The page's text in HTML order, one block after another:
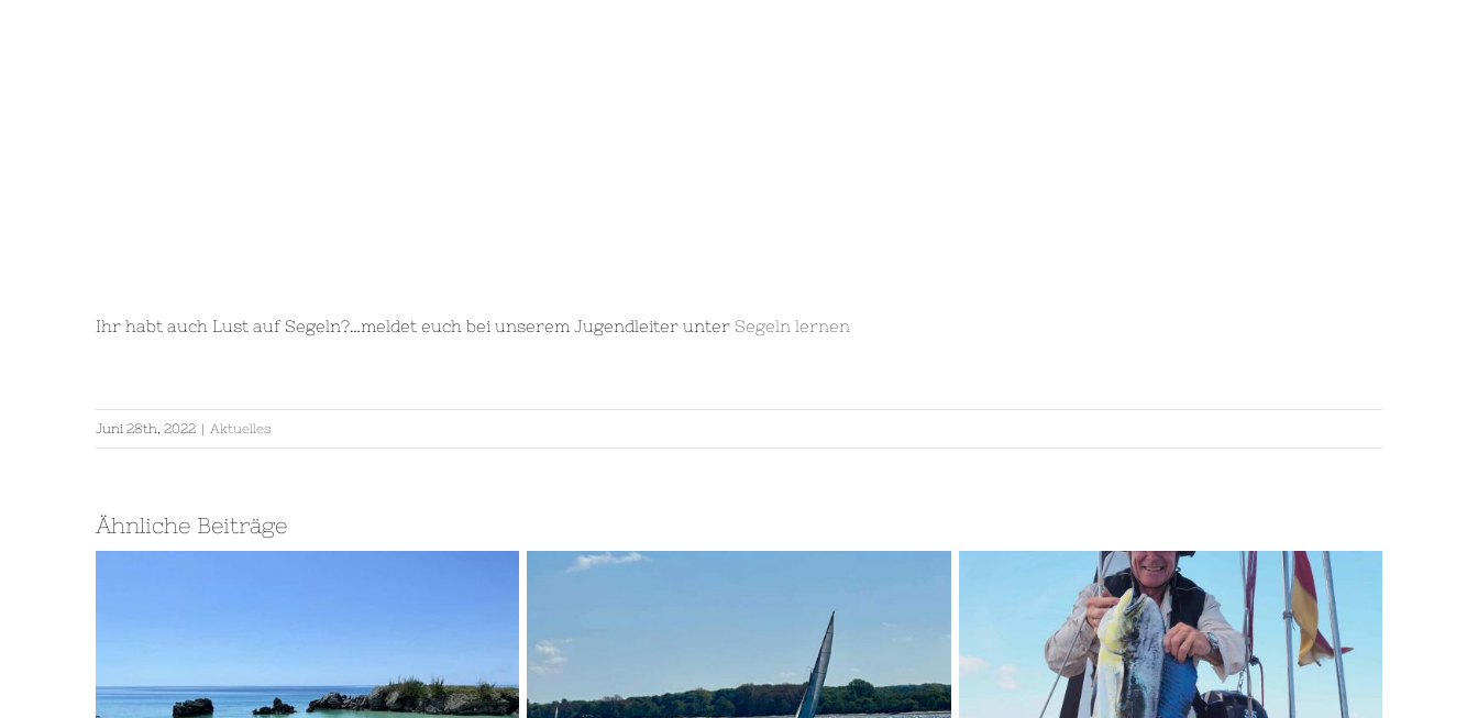
Ihr habt auch Lust auf Segeln?…meldet euch bei unserem Jugendleiter unter Segeln lernen
Juni 28th, 2022 | Aktuelles
Ähnliche Beiträge